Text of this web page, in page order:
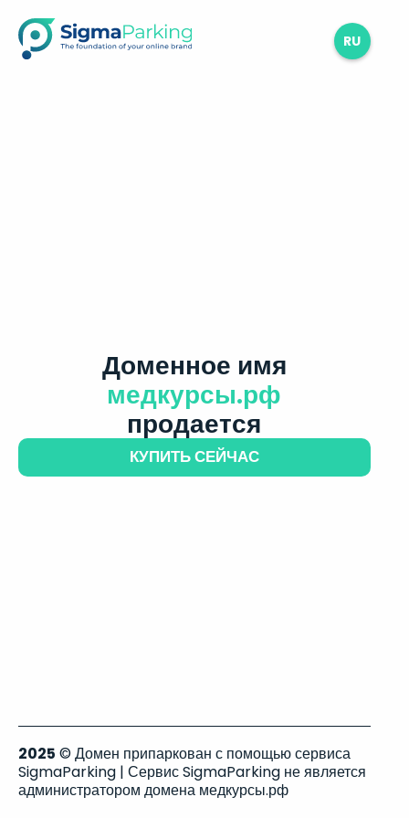
RU
Доменное имя
медкурсы.рф
продается
КУПИТЬ СЕЙЧАС
2025 © Домен припаркован с помощью сервиса
SigmaParking | Сервис SigmaParking не является
администратором домена медкурсы.рф